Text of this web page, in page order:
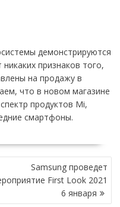
демонстрируются
признаков того,
на продажу в
что в новом магазине
продуктов Mi,
смартфоны.
Samsung проведет
First Look 2021
6 января